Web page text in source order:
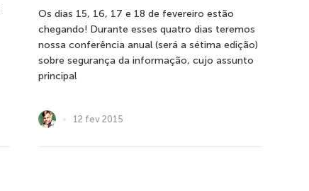
Os dias 15, 16, 17 e 18 de fevereiro estão
chegando! Durante esses quatro dias teremos
nossa conferência anual (será a sétima edição)
sobre segurança da informação, cujo assunto
principal
12 fev 2015